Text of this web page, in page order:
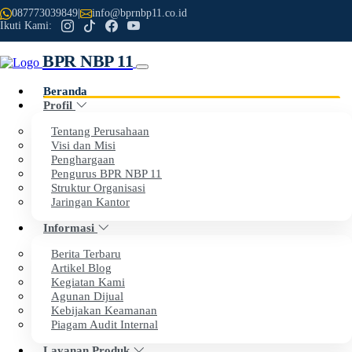
087773039849
info@bprnbp11.co.id
Ikuti Kami:
BPR NBP 11
Beranda
Profil
Tentang Perusahaan
Visi dan Misi
Penghargaan
Pengurus BPR NBP 11
Struktur Organisasi
Jaringan Kantor
Informasi
Berita Terbaru
Artikel Blog
Kegiatan Kami
Agunan Dijual
Kebijakan Keamanan
Piagam Audit Internal
PreviousNext
Selamat Datang di Website Resmi
PT BPR NBP 11
Dengan penuh rasa syukur, kami menyampaikan apresiasi
setinggi-tingginya kepada seluruh nasabah dan mitra kerja
atas kepercayaan dan dukungan yang telah diberikan
kepada BPR NBP 11.